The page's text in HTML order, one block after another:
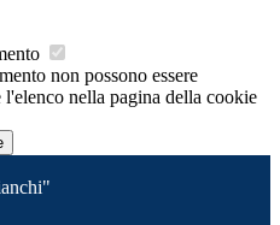
non possono essere
nella pagina della cookie